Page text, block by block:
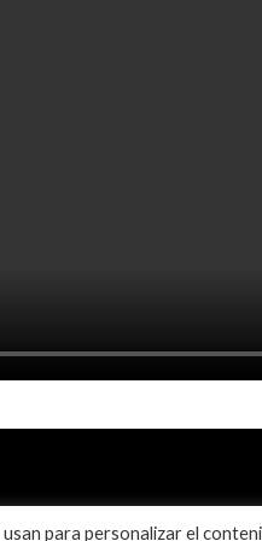
para personalizar el